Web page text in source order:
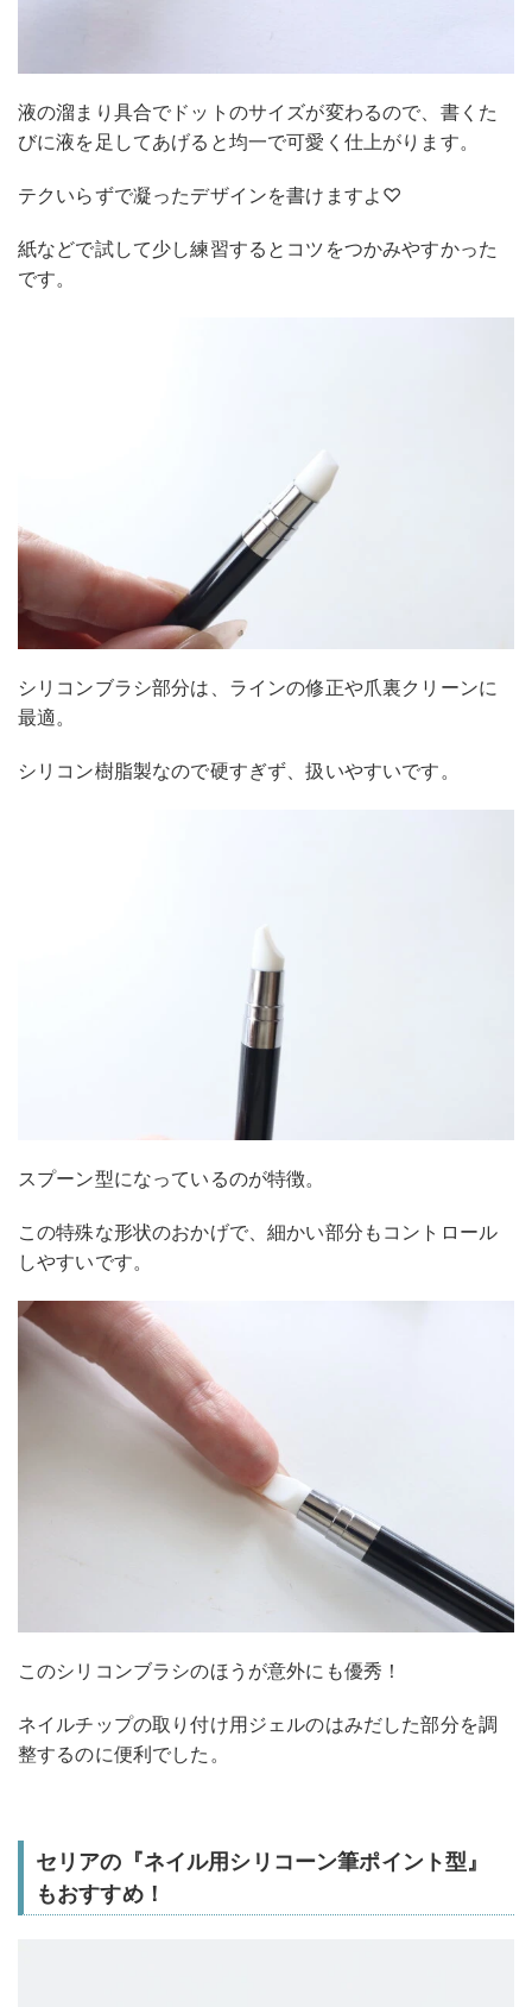
液の溜まり具合でドットのサイズが変わるので、書くた
びに液を足してあげると均一で可愛く仕上がります。
テクいらずで凝ったデザインを書けますよ♡
紙などで試して少し練習するとコツをつかみやすかった
です。
シリコンブラシ部分は、ラインの修正や爪裏クリーンに
最適。
シリコン樹脂製なので硬すぎず、扱いやすいです。
スプーン型になっているのが特徴。
この特殊な形状のおかげで、細かい部分もコントロール
しやすいです。
このシリコンブラシのほうが意外にも優秀！
ネイルチップの取り付け用ジェルのはみだした部分を調
整するのに便利でした。
セリアの『ネイル用シリコーン筆ポイント型』
もおすすめ！